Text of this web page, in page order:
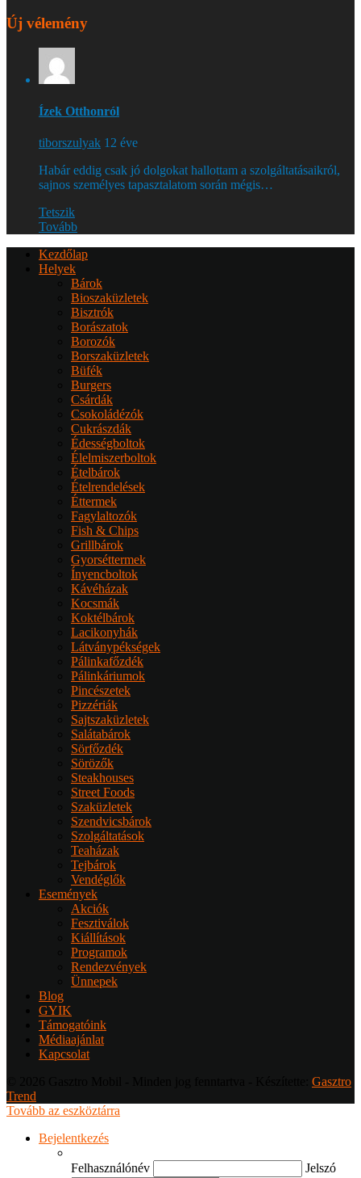
Új vélemény
Ízek Otthonról
tiborszulyak 12 éve
Habár eddig csak jó dolgokat hallottam a szolgáltatásaikról,
sajnos személyes tapasztalatom során mégis…
Tetszik
Tovább
Kezdőlap
Helyek
Bárok
Bioszaküzletek
Bisztrók
Borászatok
Borozók
Borszaküzletek
Büfék
Burgers
Csárdák
Csokoládézók
Cukrászdák
Édességboltok
Élelmiszerboltok
Ételbárok
Ételrendelések
Éttermek
Fagylaltozók
Fish & Chips
Grillbárok
Gyorséttermek
Ínyencboltok
Kávéházak
Kocsmák
Koktélbárok
Lacikonyhák
Látványpékségek
Pálinkafőzdék
Pálinkáriumok
Pincészetek
Pizzériák
Sajtszaküzletek
Salátabárok
Sörfőzdék
Sörözők
Steakhouses
Street Foods
Szaküzletek
Szendvicsbárok
Szolgáltatások
Teaházak
Tejbárok
Vendéglők
Események
Akciók
Fesztiválok
Kiállítások
Programok
Rendezvények
Ünnepek
Blog
GYIK
Támogatóink
Médiaajánlat
Kapcsolat
Gasztro
Trend
Tovább az eszköztárra
Bejelentkezés
Felhasználónév Jelszó